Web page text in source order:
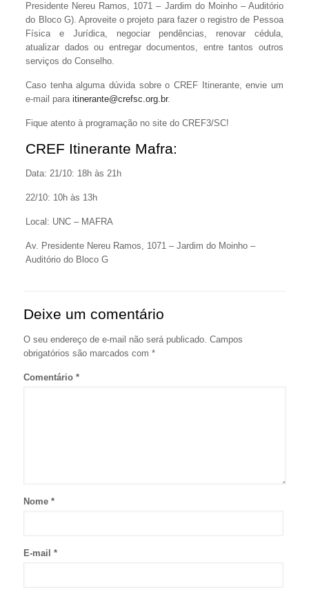
Presidente Nereu Ramos, 1071 – Jardim do Moinho – Auditório
do Bloco G). Aproveite o projeto para fazer o registro de Pessoa
Física e Jurídica, negociar pendências, renovar cédula,
atualizar dados ou entregar documentos, entre tantos outros
serviços do Conselho.
Caso tenha alguma dúvida sobre o CREF Itinerante, envie um
e-mail paraitinerante@crefsc.org.br.
Fique atento à programação no site do CREF3/SC!
CREF Itinerante Mafra:
Data: 21/10: 18h às 21h
22/10: 10h às 13h
Local: UNC – MAFRA
Av. Presidente Nereu Ramos, 1071 – Jardim do Moinho –
Auditório do Bloco G
Deixe um comentário
O seu endereço de e-mail não será publicado. Campos
obrigatórios são marcados com *
Comentário *
Nome *
E-mail *